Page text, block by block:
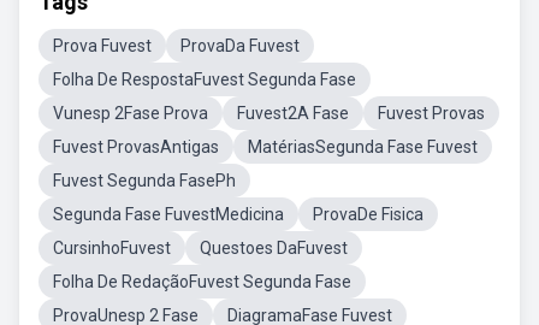
Prova Fuvest
ProvaDa Fuvest
Folha De RespostaFuvest Segunda Fase
Vunesp 2Fase Prova
Fuvest2A Fase
Fuvest Provas
Fuvest ProvasAntigas
MatériasSegunda Fase Fuvest
Fuvest Segunda FasePh
Segunda Fase FuvestMedicina
ProvaDe Fisica
CursinhoFuvest
Questoes DaFuvest
Folha De RedaçãoFuvest Segunda Fase
ProvaUnesp 2 Fase
DiagramaFase Fuvest